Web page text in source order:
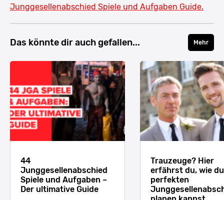
Junggesellenabschied Spiele und Aufgaben Guide.
Das könnte dir auch gefallen... Mehr
44
Junggesellenabschied
Spiele und Aufgaben –
Der ultimative Guide
Trauzeuge? Hier
erfährst du, wie
perfekten